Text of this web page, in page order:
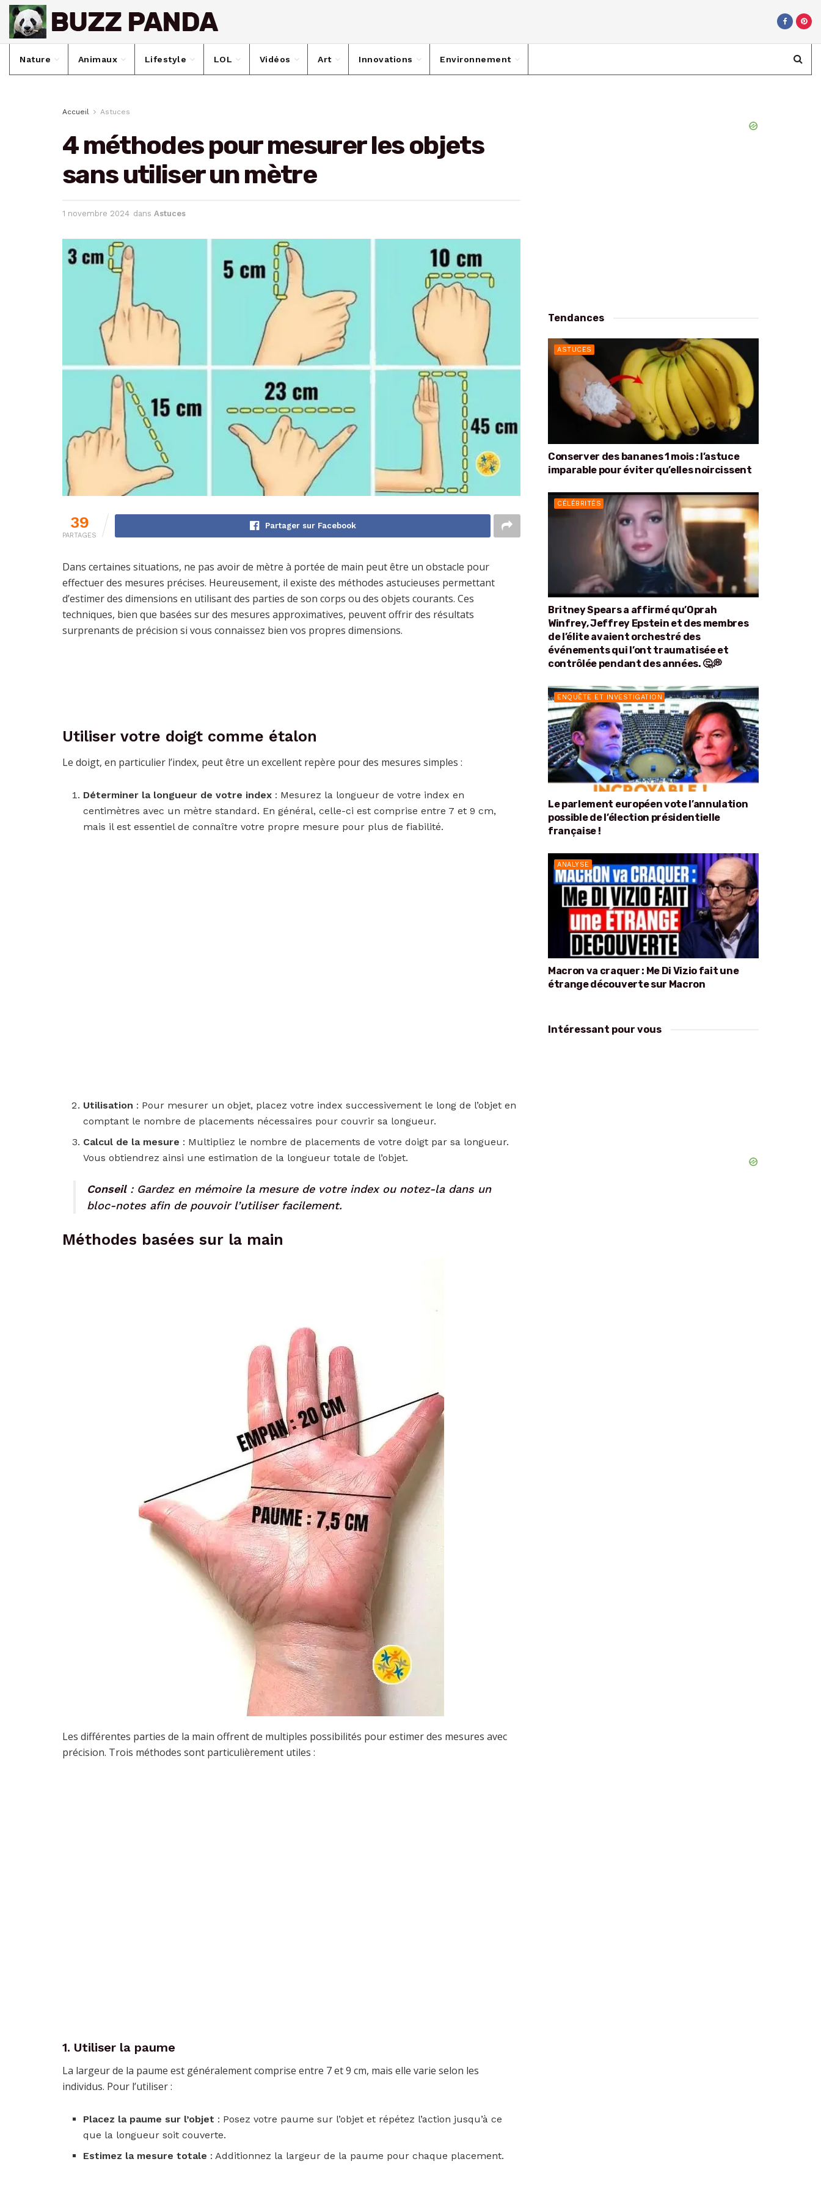
Nature Animaux Lifestyle LOL Vidéos Art Innovations Environnement
Accueil Astuces
4 méthodes pour mesurer les objets
sans utiliser un mètre
1 novembre 2024 dans Astuces
39
PARTAGES
Partager sur Facebook
Dans certaines situations, ne pas avoir de mètre à portée de main peut être un obstacle pour
effectuer des mesures précises. Heureusement, il existe des méthodes astucieuses permettant
d’estimer des dimensions en utilisant des parties de son corps ou des objets courants. Ces
techniques, bien que basées sur des mesures approximatives, peuvent offrir des résultats
surprenants de précision si vous connaissez bien vos propres dimensions.
Utiliser votre doigt comme étalon
Le doigt, en particulier l’index, peut être un excellent repère pour des mesures simples :
Déterminer la longueur de votre index : Mesurez la longueur de votre index en
centimètres avec un mètre standard. En général, celle-ci est comprise entre 7 et 9 cm,
mais il est essentiel de connaître votre propre mesure pour plus de fiabilité.
Utilisation : Pour mesurer un objet, placez votre index successivement le long de l’objet en
comptant le nombre de placements nécessaires pour couvrir sa longueur.
Calcul de la mesure : Multipliez le nombre de placements de votre doigt par sa longueur.
Vous obtiendrez ainsi une estimation de la longueur totale de l’objet.
Conseil: Gardez en mémoire la mesure de votre index ou notez-la dans un
bloc-notes afin de pouvoir l’utiliser facilement.
Méthodes basées sur la main
Les différentes parties de la main offrent de multiples possibilités pour estimer des mesures avec
précision. Trois méthodes sont particulièrement utiles :
1. Utiliser la paume
La largeur de la paume est généralement comprise entre 7 et 9 cm, mais elle varie selon les
individus. Pour l’utiliser :
Placez la paume sur l’objet : Posez votre paume sur l’objet et répétez l’action jusqu’à ce
que la longueur soit couverte.
Estimez la mesure totale : Additionnez la largeur de la paume pour chaque placement.
Tendances
ASTUCES
Conserver des bananes 1 mois : l’astuce
imparable pour éviter qu’elles noircissent
CÉLÉBRITÉS
Britney Spears a affirmé qu’Oprah
Winfrey, Jeffrey Epstein et des membres
de l’élite avaient orchestré des
événements qui l’ont traumatisée et
contrôlée pendant des années. 🤔💭
ENQUÊTE ET INVESTIGATION
Le parlement européen vote l’annulation
possible de l’élection présidentielle
française !
ANALYSE
Macron va craquer : Me Di Vizio fait une
étrange découverte sur Macron
Intéressant pour vous